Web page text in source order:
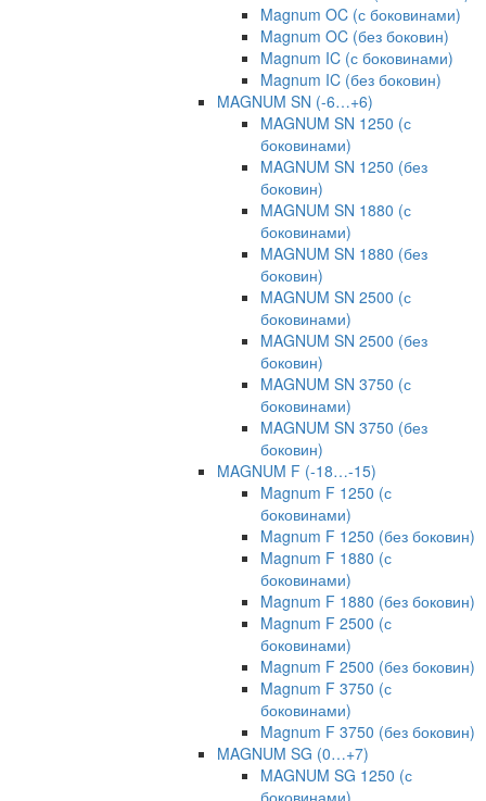
Magnum OC (с боковинами)
Magnum OC (без боковин)
Magnum IC (с боковинами)
Magnum IC (без боковин)
MAGNUM SN (-6…+6)
MAGNUM SN 1250 (с
боковинами)
MAGNUM SN 1250 (без
боковин)
MAGNUM SN 1880 (с
боковинами)
MAGNUM SN 1880 (без
боковин)
MAGNUM SN 2500 (с
боковинами)
MAGNUM SN 2500 (без
боковин)
MAGNUM SN 3750 (с
боковинами)
MAGNUM SN 3750 (без
боковин)
MAGNUM F (-18…-15)
Magnum F 1250 (с
боковинами)
Magnum F 1250 (без боковин)
Magnum F 1880 (с
боковинами)
Magnum F 1880 (без боковин)
Magnum F 2500 (с
боковинами)
Magnum F 2500 (без боковин)
Magnum F 3750 (с
боковинами)
Magnum F 3750 (без боковин)
MAGNUM SG (0…+7)
MAGNUM SG 1250 (с